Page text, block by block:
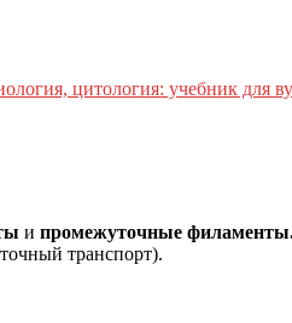
цитология: учебник для
и промежуточные
транспорт).